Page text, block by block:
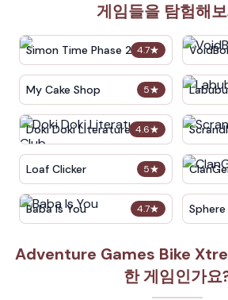
게임들을 탐험해
4.7★
Simon Time Phase 2
5★
My Cake Shop
4.6★
Doki Doki Literature Club
5★
Loaf Clicker
4.7★
Baba Is You Sphere
Adventure Games Bike
한 게임인가요